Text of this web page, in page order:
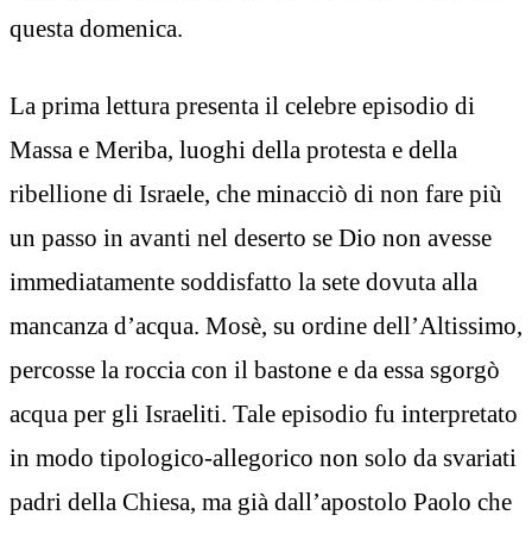
questa domenica.
La prima lettura presenta il celebre episodio di
Massa e Meriba, luoghi della protesta e della
ribellione di Israele, che minacciò di non fare più
un passo in avanti nel deserto se Dio non avesse
immediatamente soddisfatto la sete dovuta alla
mancanza d’acqua. Mosè, su ordine dell’Altissimo,
percosse la roccia con il bastone e da essa sgorgò
acqua per gli Israeliti. Tale episodio fu interpretato
in modo tipologico-allegorico non solo da svariati
padri della Chiesa, ma già dall’apostolo Paolo che